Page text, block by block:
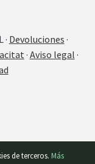
Devoluciones ·
· Aviso legal ·
de terceros. Más